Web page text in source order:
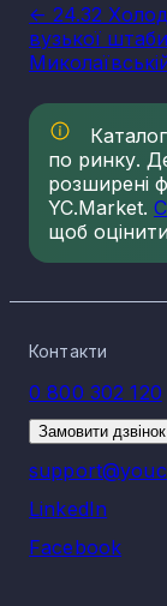
<- 24.32
вузької
по ринку.
розширені
YC.Market.
щоб
Контакти
0 800 302 120
Замовити дзвінок
LinkedIn
Facebook